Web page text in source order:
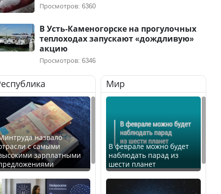
Просмотров: 6360
В Усть-Каменогорске на прогулочных
теплоходах запускают «дождливую»
акцию
Просмотров: 6346
назвало
с самыми
зарплатными
Мир
В феврале можно будет
наблюдать парад из
шести планет